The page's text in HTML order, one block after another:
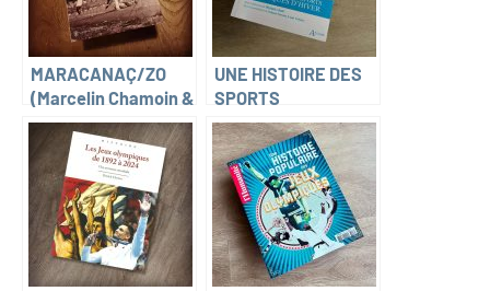
MARACANAÇ/ZO
(Marcelin Chamoin &
Jérôme Lecigne)
UNE HISTOIRE DES
SPORTS
OLYMPIQUES
D’HIVER (Michaël
Attali, Yohann
Fortune, Louis
Violette)